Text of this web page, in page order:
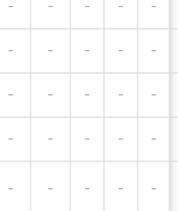
– – – – –
– – – – –
– – – – –
– – – – –
– – – – –